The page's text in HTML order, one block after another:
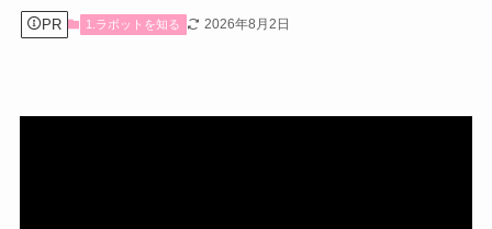
PR 1.ラボットを知る 2026年8月2日